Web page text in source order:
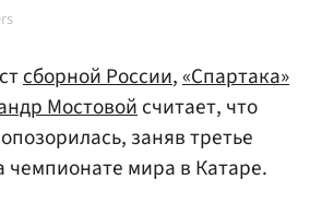
сборной России,«Спартака»
Мостовойсчитает, что
опозорилась, заняв третье
чемпионате мира в Катаре.